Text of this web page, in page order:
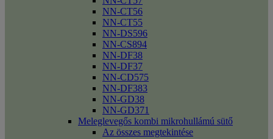
NN-CT56
NN-CT55
NN-DS596
NN-CS894
NN-DF38
NN-DF37
NN-CD575
NN-DF383
NN-GD38
NN-GD371
Meleglevegős kombi mikrohullámú sütő
Az összes megtekintése